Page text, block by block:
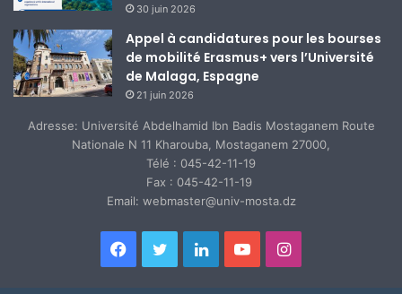
30 juin 2026
Appel à candidatures pour les bourses
de mobilité Erasmus+ vers l’Université
de Malaga, Espagne
21 juin 2026
Adresse: Université Abdelhamid Ibn Badis Mostaganem Route
Nationale N 11 Kharouba, Mostaganem 27000,
Télé : 045-42-11-19
Fax : 045-42-11-19
Email: webmaster@univ-mosta.dz
Facebook
TwitterLinkedinYouTubeInstagram